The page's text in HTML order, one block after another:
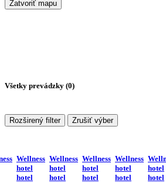
Zatvoriť mapu
Všetky prevádzky (0)
Rozširený filter Zrušiť výber
Wellness
hotel
hotel
Wellness
hotel
hotel
Wellness
hotel
hotel
Wellness
hotel
hotel
hotel
hotel